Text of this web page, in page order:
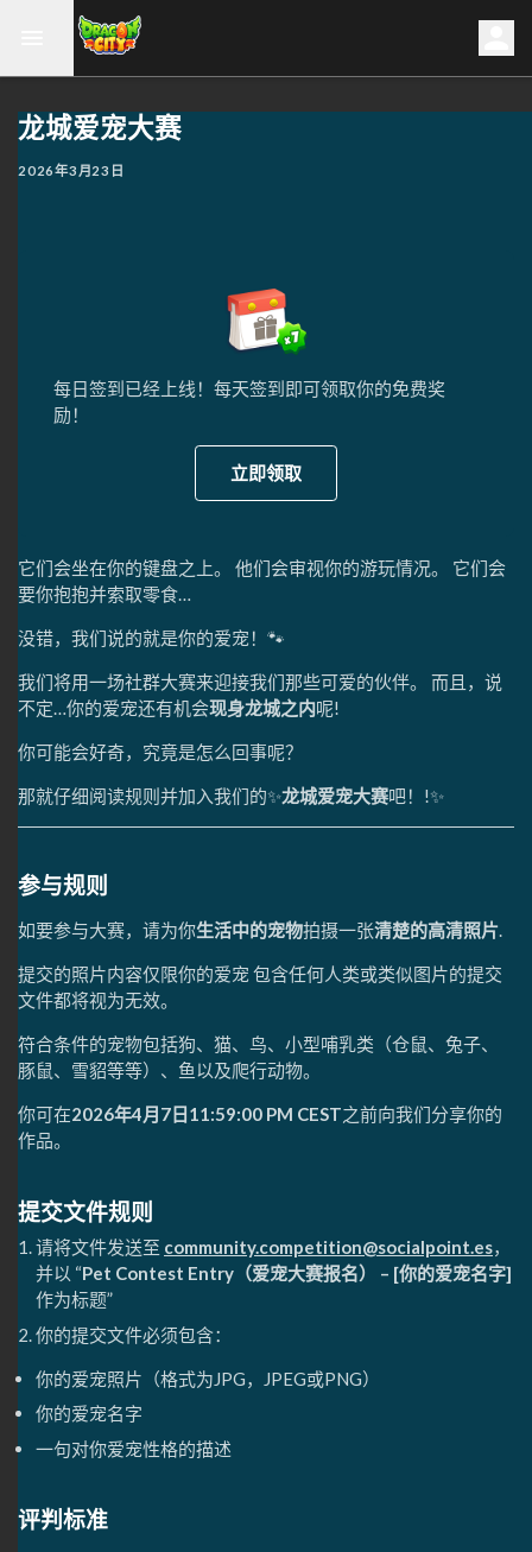
龙城爱宠大赛
2026年3月23日
每日签到已经上线！每天签到即可领取你的免费奖
励！
立即领取
它们会坐在你的键盘之上。 他们会审视你的游玩情况。 它们会
要你抱抱并索取零食…
没错，我们说的就是你的爱宠！🐾
我们将用一场社群大赛来迎接我们那些可爱的伙伴。 而且，说
不定…你的爱宠还有机会现身龙城之内呢!
你可能会好奇，究竟是怎么回事呢？
那就仔细阅读规则并加入我们的✨龙城爱宠大赛吧！!✨
参与规则
如要参与大赛，请为你生活中的宠物拍摄一张清楚的高清照片.
提交的照片内容仅限你的爱宠 包含任何人类或类似图片的提交
文件都将视为无效。
符合条件的宠物包括狗、猫、鸟、小型哺乳类（仓鼠、兔子、
豚鼠、雪貂等等）、鱼以及爬行动物。
你可在2026年4月7日11:59:00 PM CEST之前向我们分享你的
作品。
提交文件规则
请将文件发送至 community.competition@socialpoint.es，
并以 “Pet Contest Entry（爱宠大赛报名） – [你的爱宠名字]
作为标题”
你的提交文件必须包含：
你的爱宠照片（格式为JPG，JPEG或PNG）
你的爱宠名字
一句对你爱宠性格的描述
评判标准